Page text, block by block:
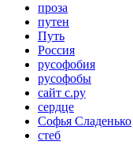
проза
путен
Путь
Россия
русофобия
русофобы
сайт с.ру
сердце
Софья Сладенько
стеб